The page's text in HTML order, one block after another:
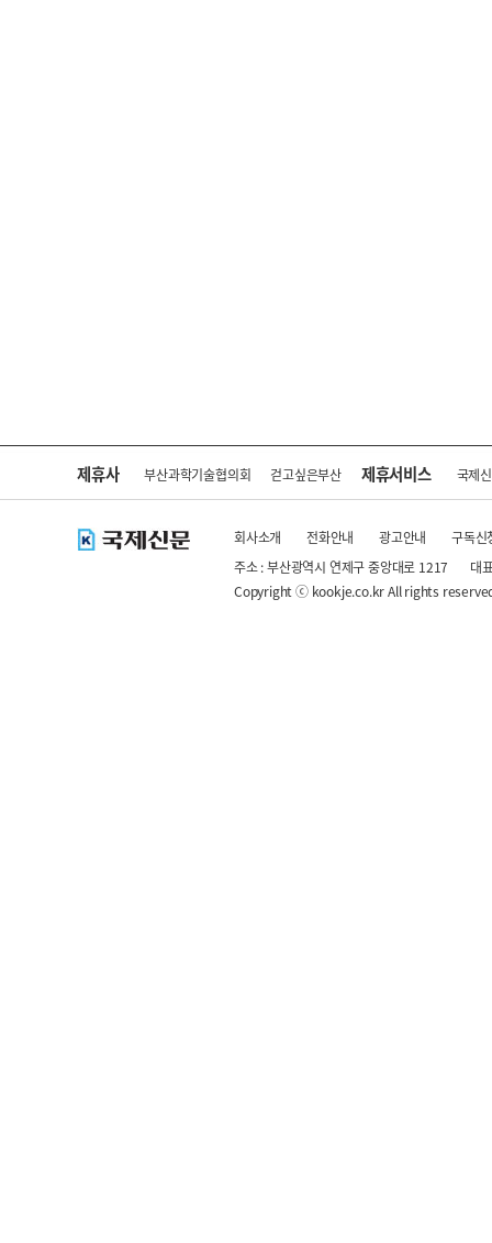
제휴사 부산과학기술협의회 걷고싶은부산 제휴서비스 국제
회사소개 전화안내 광고안내
구독신
주소 : 부산광역시 연제구 중앙대로 1217
대
Copyright ⓒ kookje.co.kr All rights